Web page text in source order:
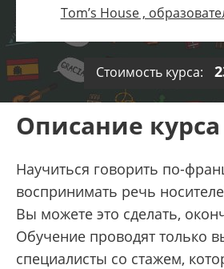
Tom’s House ,
Стоимость курса:
Описание курса
Научиться говорить по-
воспринимать речь
Вы можете это сделать,
Обучение проводят только
специалисты со стажем,